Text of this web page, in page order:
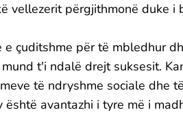
vellezerit përgjithmonë duke i
çuditshme për të mbledhur
t'i ndalë drejt suksesit.
të ndryshme sociale dhe
është avantazhi i tyre më i